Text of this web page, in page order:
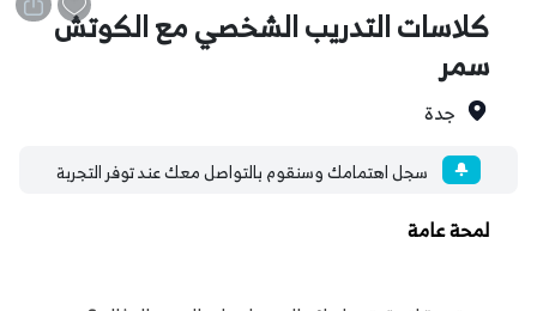
كلاسات التدريب الشخصي مع الكوتش
سمر
جدة
سجل اهتمامك وسنقوم بالتواصل معك عند توفر التجربة
لمحة عامة